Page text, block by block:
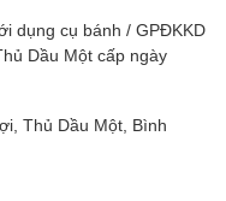
dụng cụ bánh / GPĐKKD
Dầu Một cấp ngày
Thủ Dầu Một, Bình